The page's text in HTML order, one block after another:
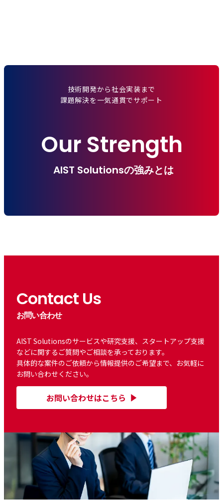
技術開発から社会実装まで
課題解決を一気通貫でサポート
Our Strength
AIST Solutionsの強みとは
Contact Us
お問い合わせ
AIST Solutionsのサービスや研究支援、スタートアップ支援
などに関するご質問やご相談を承っております。
具体的な案件のご依頼から情報提供のご希望まで、お気軽に
お問い合わせください。
お問い合わせはこちら